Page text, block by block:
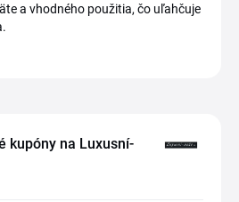
a vhodného použitia, čo uľahčuje
kupóny na Luxusní-